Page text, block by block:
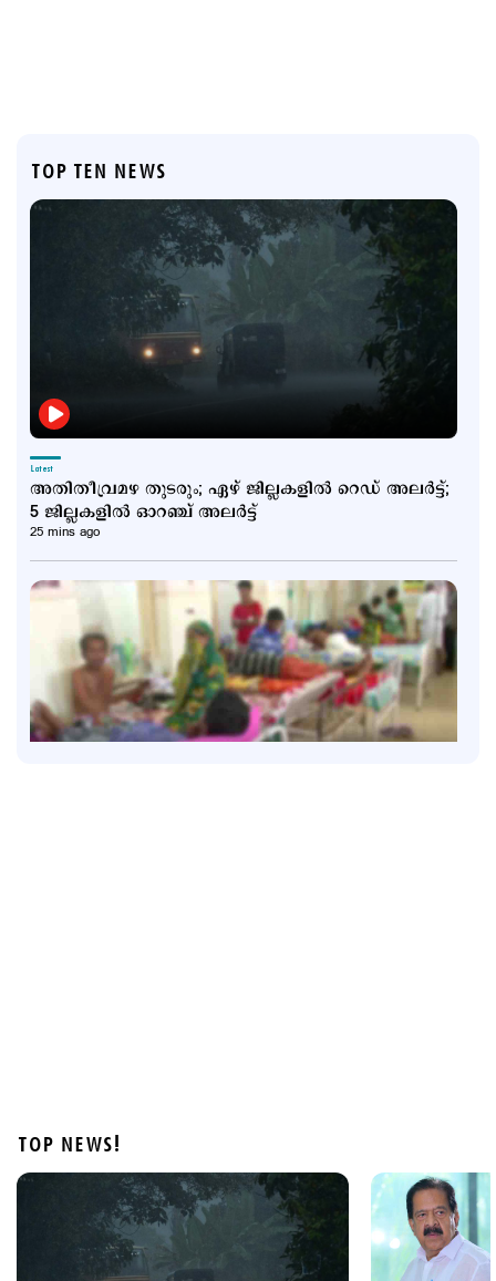
TOP TEN NEWS
Latest
അതിതീവ്രമഴ തുടരും; ഏഴ് ജില്ലകളില്‍ റെഡ് അലര്‍ട്ട്;
5 ജില്ലകളില്‍ ഓറഞ്ച് അലര്‍ട്ട്
25 mins ago
ജോസഫ് വിജയ്–സംഗീത വിവാഹമോചന കേസ്
ഇന്ന് കോടതിയില്‍
TOP NEWS!